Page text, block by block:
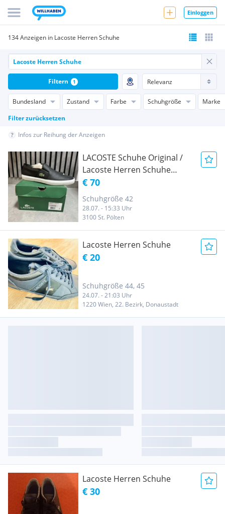
Einloggen
134 Anzeigen in Lacoste Herren Schuhe
Bundesland Zustand Farbe Schuhgröße
Marke
Filter zurücksetzen
Filtern 1
Infos zur Reihung der Anzeigen
LACOSTE Schuhe Original /
Lacoste Herren Schuhe
Gr.42- NEUWERTIG
€ 70
Schuhgröße 42
28.07. - 15:33 Uhr
3100 St. Pölten
Lacoste Herren Schuhe
€ 20
Schuhgröße 44, 45
24.07. - 21:03 Uhr
1220 Wien, 22. Bezirk, Donaustadt
Lacoste Herren Schuhe
€ 30